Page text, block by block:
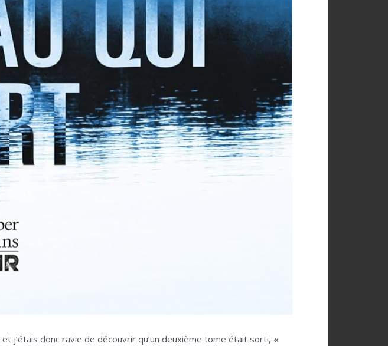
et j’étais donc ravie de découvrir qu’un deuxième tome était sorti, «